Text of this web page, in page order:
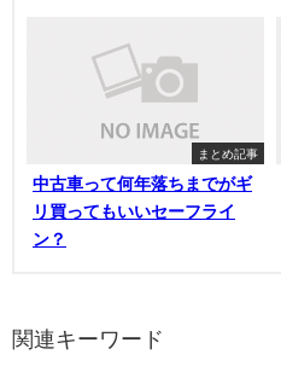
まとめ記事
中古車って何年落ちまでがギ
リ買ってもいいセーフライ
ン？
関連キーワード